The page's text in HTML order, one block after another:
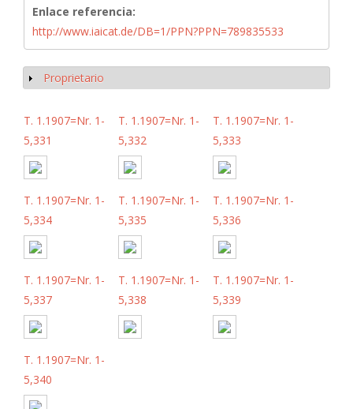
Enlace referencia:
http://www.iaicat.de/DB=1/PPN?PPN=789835533
Mostrar
Proprietario
T. 1.1907=Nr. 1-
5,331
T. 1.1907=Nr. 1-
5,332
T. 1.1907=Nr. 1-
5,333
T. 1.1907=Nr. 1-
5,334
T. 1.1907=Nr. 1-
5,335
T. 1.1907=Nr. 1-
5,336
T. 1.1907=Nr. 1-
5,337
T. 1.1907=Nr. 1-
5,338
T. 1.1907=Nr. 1-
5,339
T. 1.1907=Nr. 1-
5,340